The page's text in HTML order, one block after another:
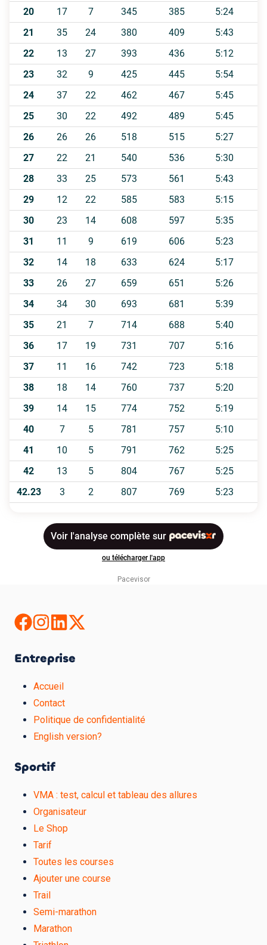
Pacevisor
Entreprise
Accueil
Contact
Politique de confidentialité
English version?
Sportif
VMA : test, calcul et tableau des allures
Organisateur
Le Shop
Tarif
Toutes les courses
Ajouter une course
Trail
Semi-marathon
Marathon